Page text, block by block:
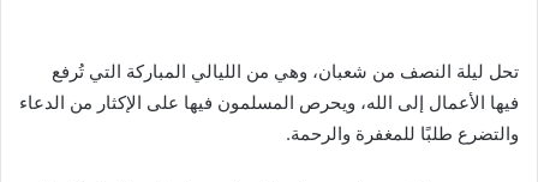
تحل ليلة النصف من شعبان، وهي من الليالي المباركة التي تُرفع
فيها الأعمال إلى الله، ويحرص المسلمون فيها على الإكثار من الدعاء
والتضرع طلبًا للمغفرة والرحمة.